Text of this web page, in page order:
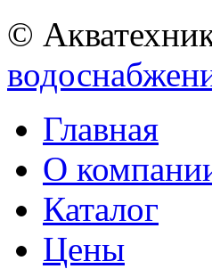
©
Главная
О
Каталог
Цены